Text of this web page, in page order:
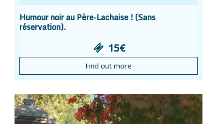
Humour noir au Père-Lachaise ! (Sans
réservation).
15€
Find out more